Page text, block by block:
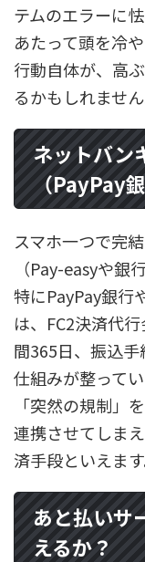
テムのエラーに
あたって頭を冷
行動自体が、高
るかもしれません
ネットバン
（PayPay
スマホ一つで完
（Pay-easyや銀
特にPayPay銀行
は、FC2決済代
間365日、振込
仕組みが整って
「突然の規制」
連携させてしま
済手段といえます
あと払いサ
えるか？